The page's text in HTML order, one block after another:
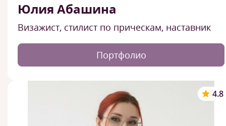
Юлия Абашина
Визажист, стилист по прическам, наставник
Портфолио
4.8